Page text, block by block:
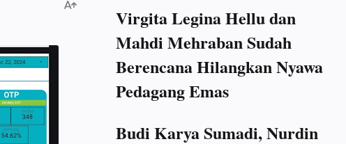
Virgita Legina Hellu dan
Mahdi Mehraban Sudah
Berencana Hilangkan Nyawa
Pedagang Emas
Budi Karya Sumadi, Nurdin